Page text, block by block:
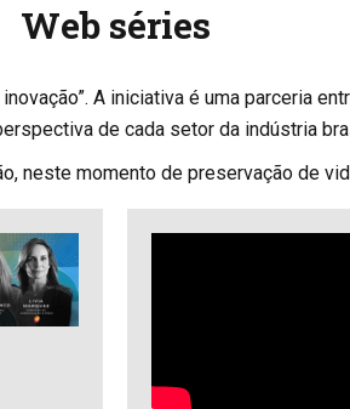
Web séries
A iniciativa é uma parceria
de cada setor da indústria
neste momento de preservação de